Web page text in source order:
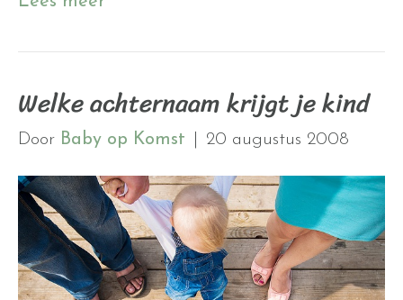
Welke achternaam krijgt je kind
Door Baby op Komst 20 augustus 2008